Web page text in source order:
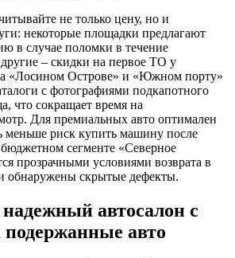
не только цену, но и
некоторые площадки предлагают
в случае поломки в течение
– скидки на первое ТО у
«Лосином Острове» и «Южном порту»
с фотографиями подкапотного
что сокращает время на
Для премиальных авто оптимален
меньше риск купить машину после
сегменте «Северное
прозрачными условиями возврата в
обнаружены скрытые дефекты.
автосалон с
подержанные авто